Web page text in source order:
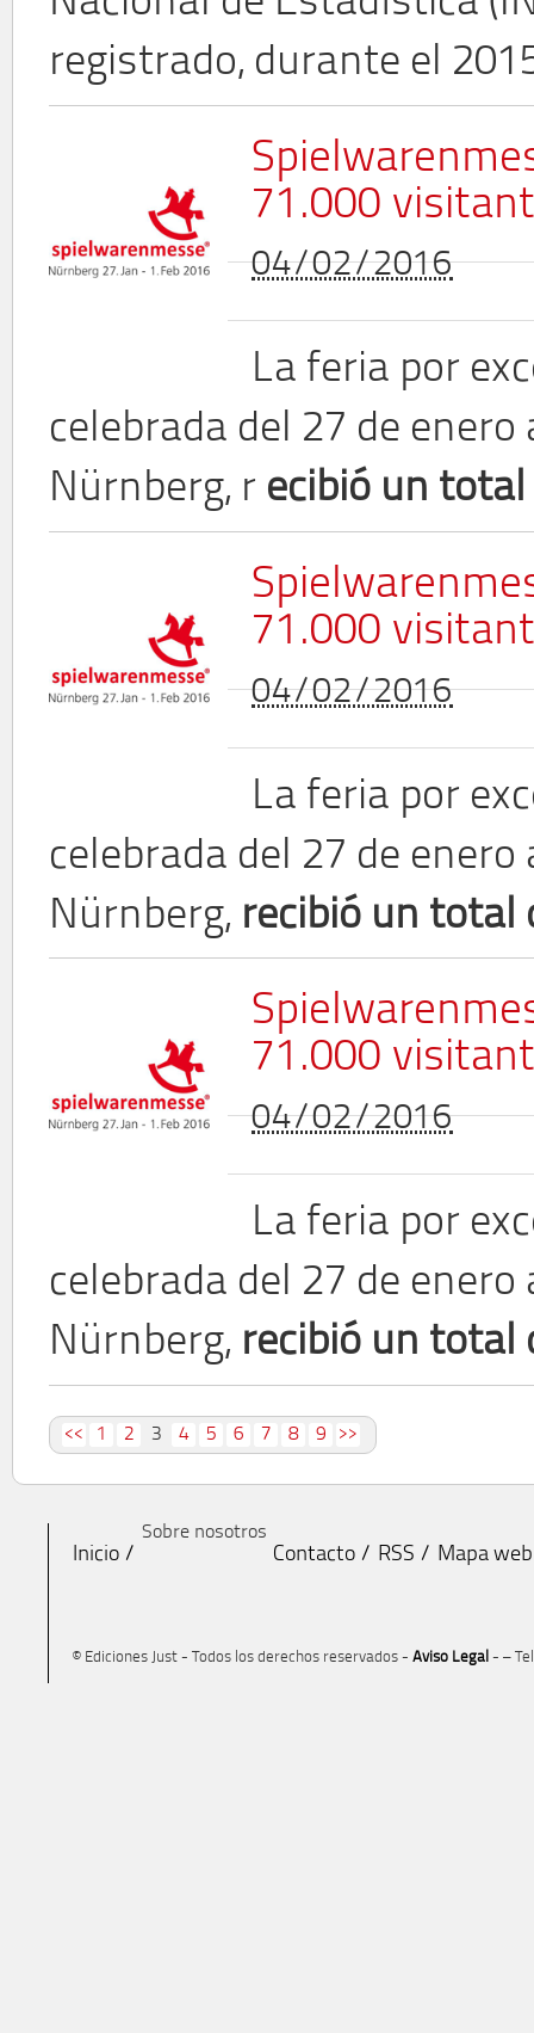
registrado, durante el
71.000
04/02/2016
La feria por
celebrada del 27 de
Nürnberg, r ecibió un
71.000
04/02/2016
La feria por
celebrada del 27 de
Nürnberg, recibió un total
71.000
04/02/2016
La feria por
celebrada del 27 de
Nürnberg, recibió un total
<< 1 2 3 4 5 6 7 8 9 >>
Inicio
Sobre nosotros
Contacto RSS Mapa web
© Ediciones Just - Todos los derechos reservados - Aviso Legal - –